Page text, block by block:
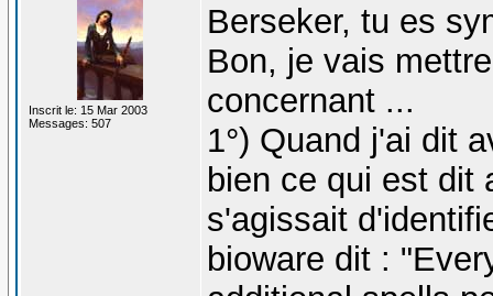
Inscrit le: 15 Mar 2003
Messages: 507
Berseker, tu es
Bon, je vais
concernant ...
1°) Quand j'ai dit
bien ce qui est dit
s'agissait
bioware dit :